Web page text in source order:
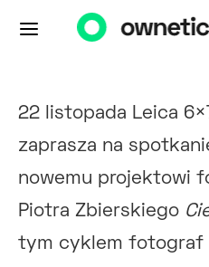
22 listopada Leica
zaprasza na
nowemu projektowi
Piotra Zbierskiego
tym cyklem fotograf